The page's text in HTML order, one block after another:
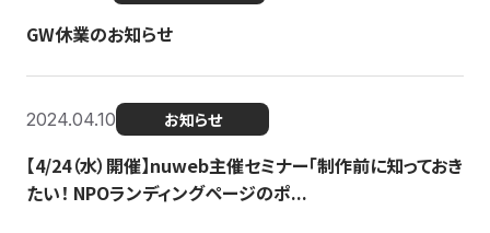
GW休業のお知らせ
2024.04.10 お知らせ
【4/24（水）開催】nuweb主催セミナー「制作前に知っておき
たい！ NPOランディングページのポ...